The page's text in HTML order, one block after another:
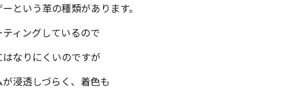
という革の種類があります。
ィングしているので
はなりにくいのですが
浸透しづらく、着色も